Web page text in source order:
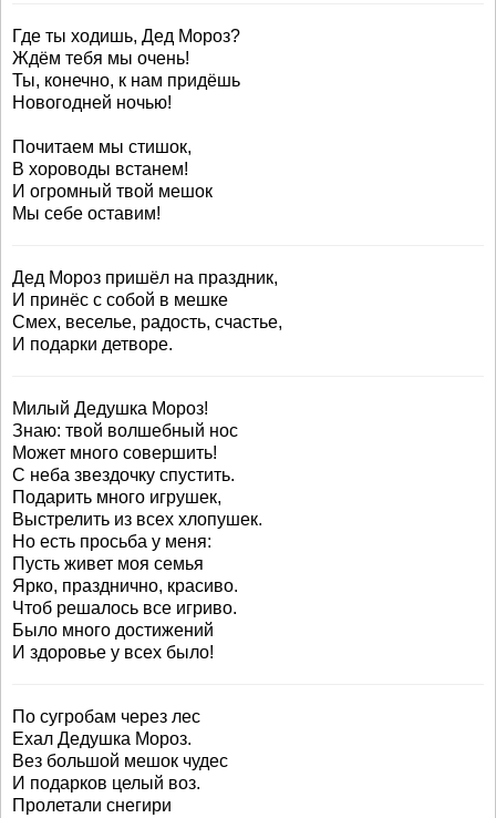
Где ты ходишь, Дед Мороз?
Ждём тебя мы очень!
Ты, конечно, к нам придёшь
Новогодней ночью!
Почитаем мы стишок,
В хороводы встанем!
И огромный твой мешок
Мы себе оставим!
Дед Мороз пришёл на праздник,
И принёс с собой в мешке
Смех, веселье, радость, счастье,
И подарки детворе.
Милый Дедушка Мороз!
Знаю: твой волшебный нос
Может много совершить!
С неба звездочку спустить.
Подарить много игрушек,
Выстрелить из всех хлопушек.
Но есть просьба у меня:
Пусть живет моя семья
Ярко, празднично, красиво.
Чтоб решалось все игриво.
Было много достижений
И здоровье у всех было!
По сугробам через лес
Ехал Дедушка Мороз.
Вез большой мешок чудес
И подарков целый воз.
Пролетали снегири